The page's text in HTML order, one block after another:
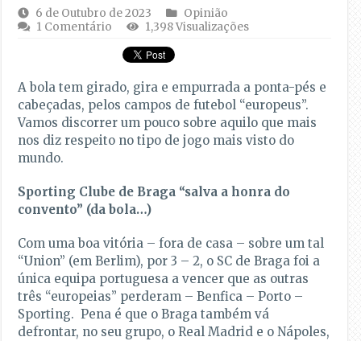
6 de Outubro de 2023
Opinião
1 Comentário
1,398 Visualizações
A bola tem girado, gira e empurrada a ponta-pés e
cabeçadas, pelos campos de futebol “europeus”.
Vamos discorrer um pouco sobre aquilo que mais
nos diz respeito no tipo de jogo mais visto do
mundo.
Sporting Clube de Braga “salva a honra do
convento” (da bola…)
Com uma boa vitória – fora de casa – sobre um tal
“Union” (em Berlim), por 3 – 2, o SC de Braga foi a
única equipa portuguesa a vencer que as outras
três “europeias” perderam – Benfica – Porto –
Sporting. Pena é que o Braga também vá
defrontar, no seu grupo, o Real Madrid e o Nápoles,